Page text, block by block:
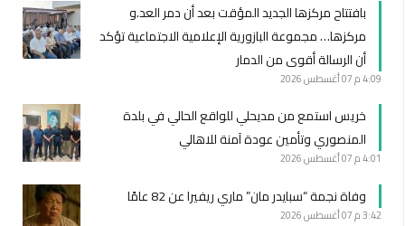
بافتتاح مركزها الجديد المؤقت بعد أن دمر العد.و
مركزها… مجموعة البازورية الإعلامية الاجتماعية تؤكد
أن الرسالة أقوى من الدمار
4:09 م 07 أغسطس 2026
خريس استمع من مديحلي للواقع الحالي في بلدة
المنصوري وتأمين عودة آمنة للاهالي
4:01 م 07 أغسطس 2026
وفاة نجمة “سبايدر مان” ماري ريفيرا عن 82 عامًا
3:42 م 07 أغسطس 2026